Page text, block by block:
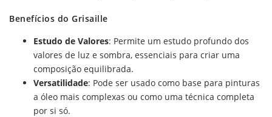
Benefícios do Grisaille
Estudo de Valores: Permite um estudo profundo dos
valores de luz e sombra, essenciais para criar uma
composição equilibrada.
Versatilidade: Pode ser usado como base para pinturas
a óleo mais complexas ou como uma técnica completa
por si só.